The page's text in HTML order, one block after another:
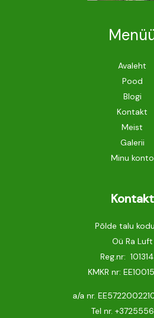
Avaleht
Pood
Blogi
Kontakt
Meist
Galerii
Minu konto
Kontakt
Põlde talu
Oü Ra Luft
Reg.nr:
KMKR nr:
a/a nr.
Tel nr.